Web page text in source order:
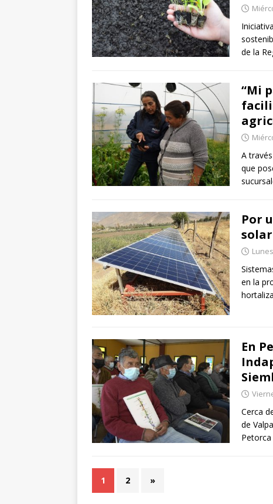
de la
“Mi
A
que
Por
en la
En
Cerca
de
1 2 »